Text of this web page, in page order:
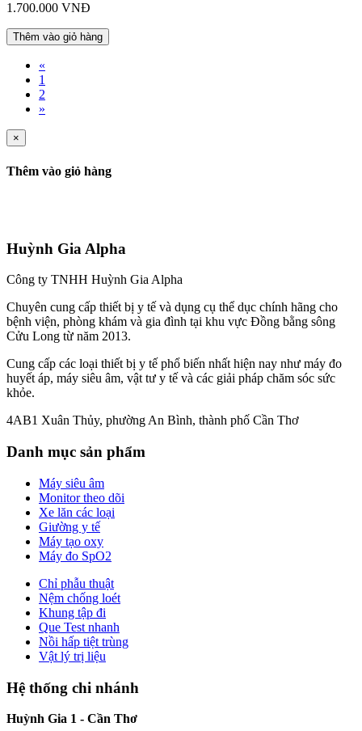
1.700.000 VNĐ
Thêm vào giỏ hàng
«
1
2
»
×
Thêm vào giỏ hàng
Huỳnh Gia Alpha
Công ty TNHH Huỳnh Gia Alpha
Chuyên cung cấp thiết bị y tế và dụng cụ thể dục chính hãng cho
bệnh viện, phòng khám và gia đình tại khu vực Đồng bằng sông
Cửu Long từ năm 2013.
Cung cấp các loại thiết bị y tế phổ biến nhất hiện nay như máy đo
huyết áp, máy siêu âm, vật tư y tế và các giải pháp chăm sóc sức
khỏe.
4AB1 Xuân Thủy, phường An Bình, thành phố Cần Thơ
Danh mục sản phẩm
Máy siêu âm
Monitor theo dõi
Xe lăn các loại
Giường y tế
Máy tạo oxy
Máy đo SpO2
Chỉ phẫu thuật
Nệm chống loét
Khung tập đi
Que Test nhanh
Nồi hấp tiệt trùng
Vật lý trị liệu
Hệ thống chi nhánh
Huỳnh Gia 1 - Cần Thơ